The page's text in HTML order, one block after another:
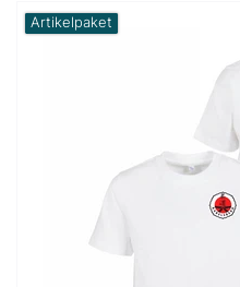
Artikelpaket